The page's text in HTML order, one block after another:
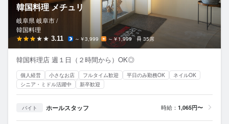
応募履歴
WEB履歴書
スカウト・メルマガ受信設定
ヘルプ・お問い合わせフォーム
掲載をご検討の店舗様へ
韓国料理 メチュリ
岐阜県 岐阜市 /
韓国料理
3.11 ～￥3,999 ～￥1,999 35席
韓国料理店 週１日（２時間から）OK◎
個人経営 小さなお店 フルタイム歓迎 平日のみ勤務OK
ネイルOK
シニア・ミドル活躍中
新卒歓迎
バイト ホールスタッフ 時給： 1,065円〜